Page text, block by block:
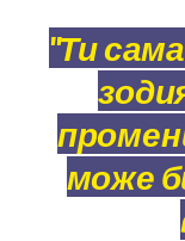
"Ти
може